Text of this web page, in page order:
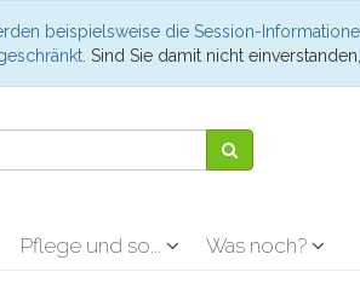
beispielsweise die Session-
Sind Sie damit nicht
Pflege und so... Was noch?